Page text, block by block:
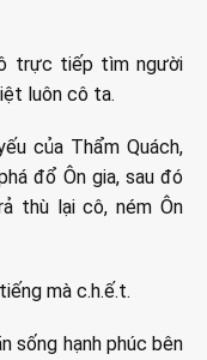
trực tiếp tìm người
luôn cô ta.
của Thẩm Quách,
đổ Ôn gia, sau đó
thù lại cô, ném Ôn
mà c.h.ế.t.
sống hạnh phúc bên